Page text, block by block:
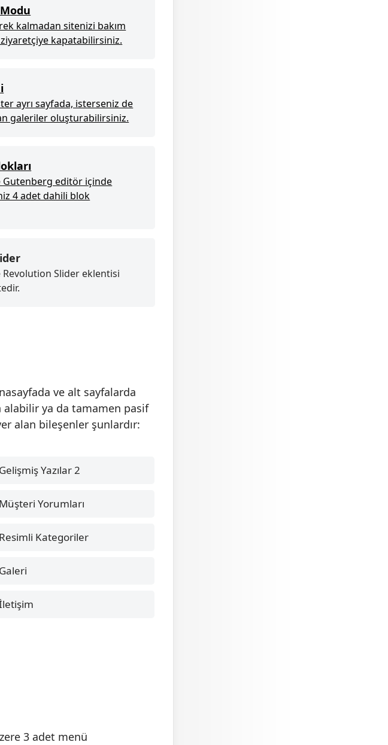
kalmadan sitenizi bakım
kapatabilirsiniz.
ayrı sayfada, isterseniz de
galeriler oluşturabilirsiniz.
Gutenberg editör içinde
4 adet dahili blok
Slider eklentisi
ve alt sayfalarda
alabilir ya da tamamen pasif
alan bileşenler şunlardır:
Yazılar 2
Yorumları
Kategoriler
3 adet menü